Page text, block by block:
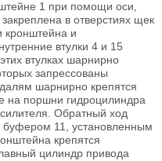
1 при помощи оси,
в отверстиях щек
и
втулки 4 и 15
втулках шарнирно
запрессованы
шарнирно крепятся
на поршни гидроцилиндра
Обратный ход
буфером 11, установленным
крепятся
цилиндр привода